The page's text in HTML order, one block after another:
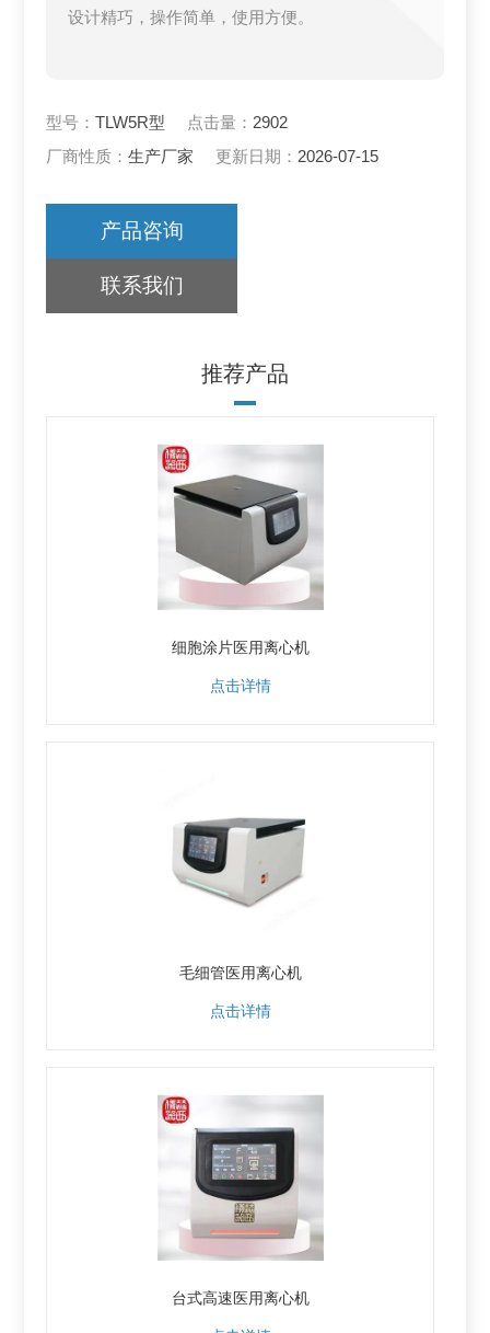
设计精巧，操作简单，使用方便。
型号：TLW5R型 点击量： 2902
厂商性质：生产厂家 更新日期： 2026-07-15
产品咨询
联系我们
推荐产品
细胞涂片医用离心机
点击详情
毛细管医用离心机
点击详情
台式高速医用离心机